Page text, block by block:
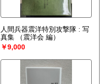
人間兵器震洋特別攻撃隊 : 写
真集
（震洋会 編）
￥9,000